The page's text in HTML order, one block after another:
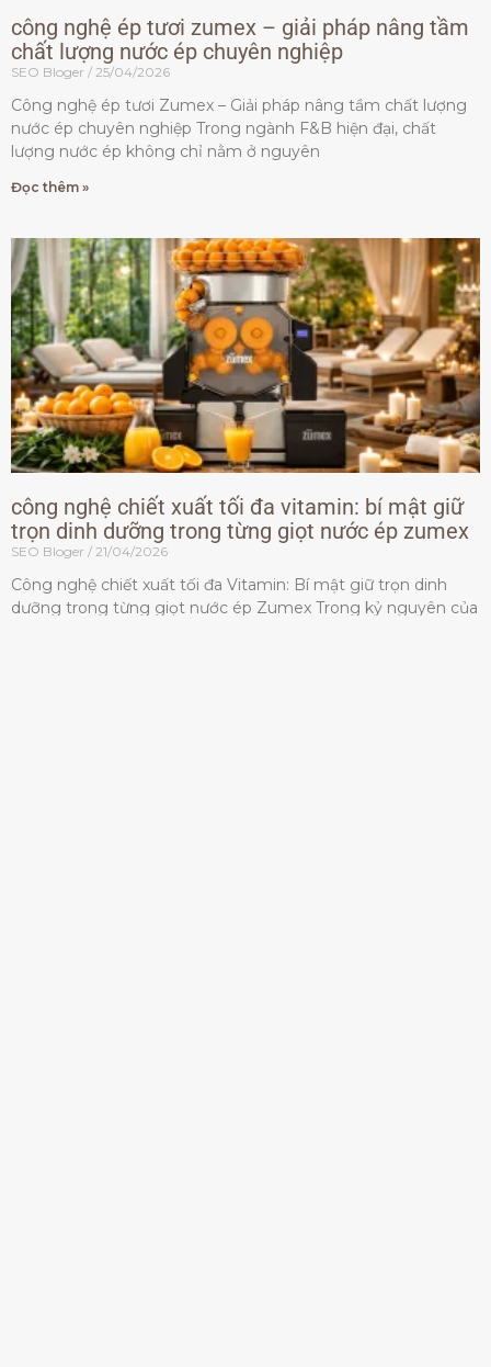
công nghệ ép tươi zumex – giải pháp nâng tầm
chất lượng nước ép chuyên nghiệp
SEO Bloger 25/04/2026
Công nghệ ép tươi Zumex – Giải pháp nâng tầm chất lượng
nước ép chuyên nghiệp Trong ngành F&B hiện đại, chất
lượng nước ép không chỉ nằm ở nguyên
Đọc thêm »
công nghệ chiết xuất tối đa vitamin: bí mật giữ
trọn dinh dưỡng trong từng giọt nước ép zumex
SEO Bloger 21/04/2026
Công nghệ chiết xuất tối đa Vitamin: Bí mật giữ trọn dinh
dưỡng trong từng giọt nước ép Zumex Trong kỷ nguyên của